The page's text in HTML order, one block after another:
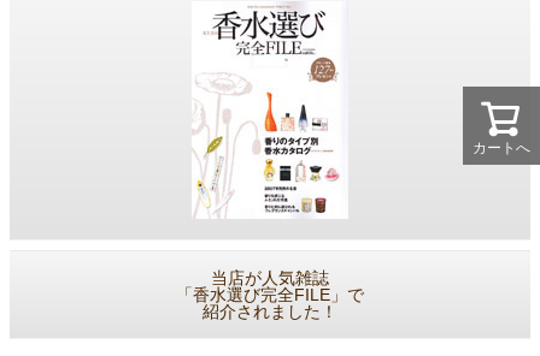
カートへ
当店が人気雑誌
「香水選び完全FILE」で
紹介されました！